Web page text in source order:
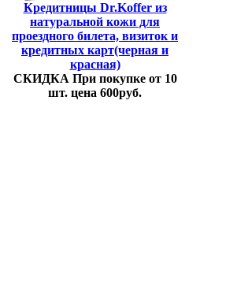
Кредитницы Dr.Koffer из
натуральной кожи для
проездного билета, визиток и
кредитных карт(черная и
красная)
СКИДКА При покупке от 10
шт. цена 600руб.